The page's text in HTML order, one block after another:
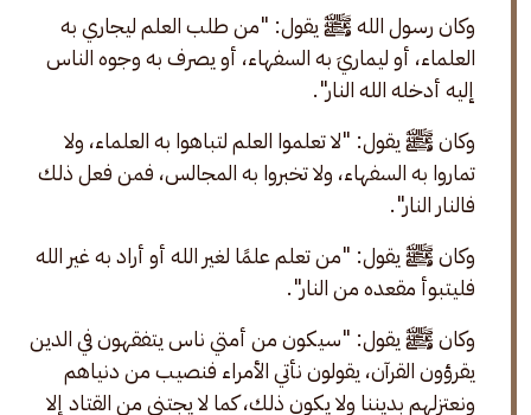
وكان رسول الله ﷺ يقول: "من طلب العلم ليجاري به
العلماء، أو ليماريَ به السفهاء، أو يصرف به وجوه الناس
إليه أدخله الله النار".
وكان ﷺ يقول: "لا تعلموا العلم لتباهوا به العلماء، ولا
تماروا به السفهاء، ولا تخبروا به المجالس، فمن فعل ذلك
فالنار النار".
وكان ﷺ يقول: "من تعلم علمًا لغير الله أو أراد به غير الله
فليتبوأ مقعده من النار".
وكان ﷺ يقول: "سيكون من أمتي ناس يتفقهون في الدين
يقرؤون القرآن، يقولون نأتي الأمراء فنصيب من دنياهم
ونعتزلهم بديننا ولا يكون ذلك، كما لا يجتنى من القتاد إلا